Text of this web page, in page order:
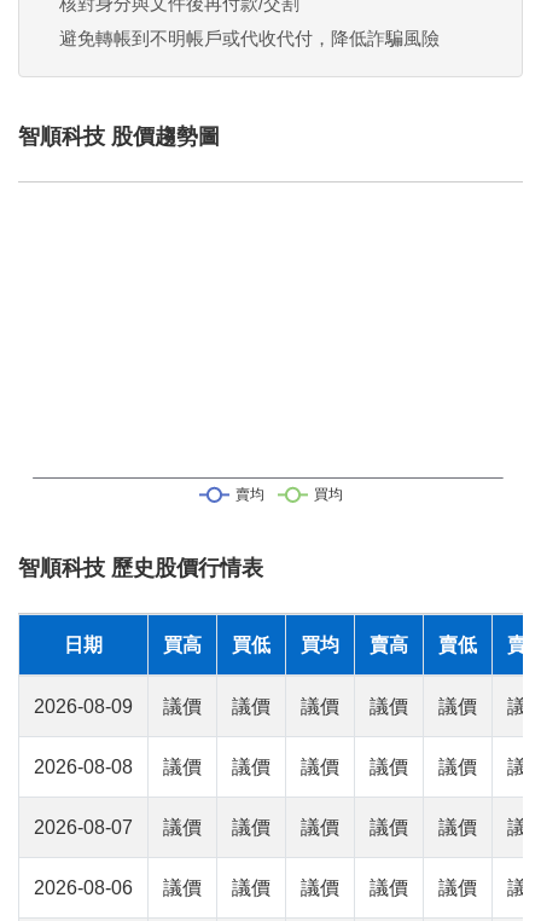
避免轉帳到不明帳戶或代收代付，降低詐騙風險
智順科技 股價趨勢圖
智順科技 歷史股價行情表
日期 買高 買低 買均 賣高 賣低 賣
2026-08-09 議價 議價 議價 議價 議價 議
2026-08-08 議價 議價 議價 議價 議價 議
2026-08-07 議價 議價 議價 議價 議價 議
2026-08-06 議價 議價 議價 議價 議價 議